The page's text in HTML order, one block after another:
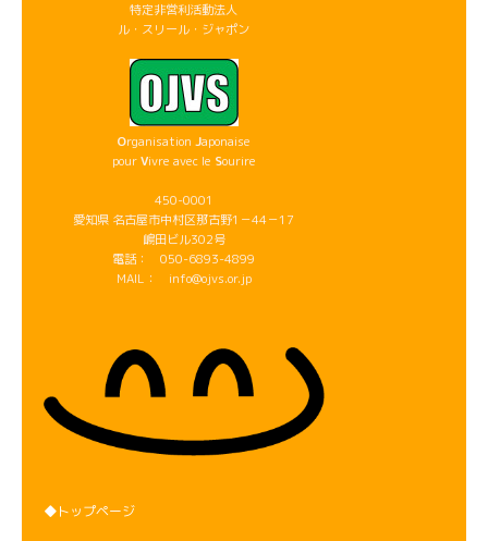
特定非営利活動法人
ル・スリール・ジャポン
OrganisationJaponaise
pourVivre avec le Sourire
450-0001
愛知県 名古屋市中村区那古野1－44－17
嶋田ビル302号
電話： 050-6893-4899
MAIL： info@ojvs.or.jp
◆トップページ